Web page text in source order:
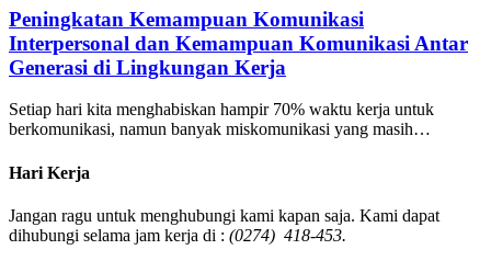
Peningkatan Kemampuan Komunikasi
Interpersonal dan Kemampuan Komunikasi Antar
Generasi di Lingkungan Kerja
Setiap hari kita menghabiskan hampir 70% waktu kerja untuk
berkomunikasi, namun banyak miskomunikasi yang masih…
Hari Kerja
Jangan ragu untuk menghubungi kami kapan saja. Kami dapat
dihubungi selama jam kerja di : (0274) 418-453.